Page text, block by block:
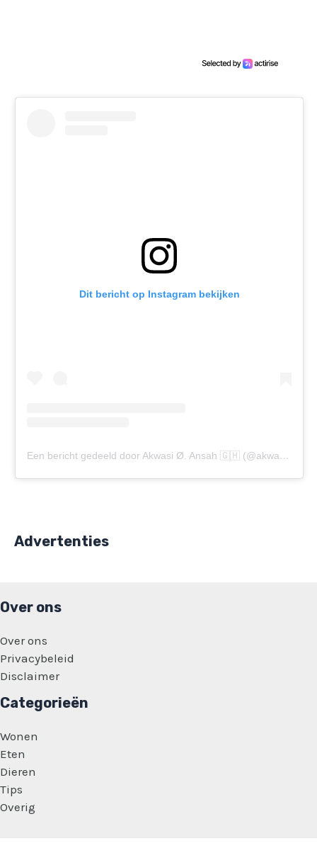
Dit bericht op Instagram bekijken
Een bericht gedeeld door Akwasi Ø. Ansah 🇬🇭 (@akwasion)
Advertenties
Over ons
Over ons
Privacybeleid
Disclaimer
Categorieën
Wonen
Eten
Dieren
Tips
Overig